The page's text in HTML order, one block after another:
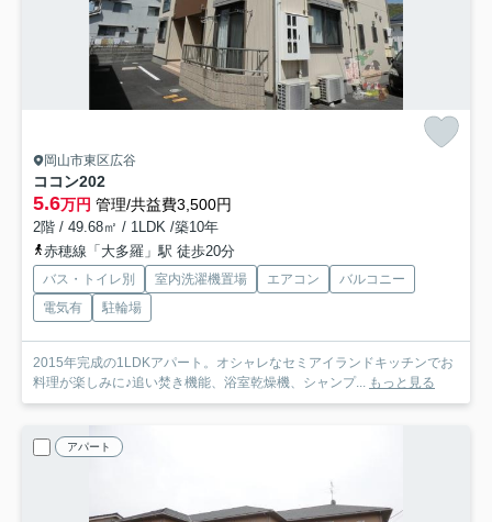
岡山市東区広谷
ココン202
5.6万円 管理/共益費3,500円
2階 / 49.68㎡ / 1LDK /築10年
赤穂線「大多羅」駅 徒歩20分
バス・トイレ別 室内洗濯機置場 エアコン
バルコニー
電気有
駐輪場
2015年完成の1LDKアパート。オシャレなセミアイランドキッチンでお
料理が楽しみに♪追い焚き機能、浴室乾燥機、シャンプ...
もっと見る
アパート